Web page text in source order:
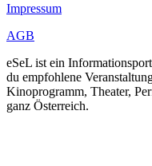
Impressum
AGB
eSeL ist ein
du empfohlene
Kinoprogramm, Theater,
ganz Österreich.